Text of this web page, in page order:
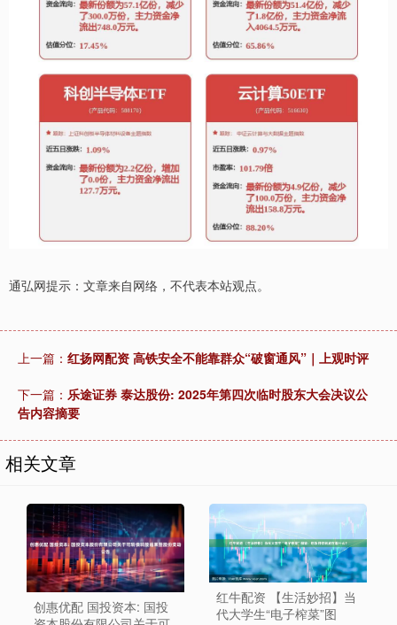
通弘网提示：文章来自网络，不代表本站观点。
上一篇： 红扬网配资 高铁安全不能靠群众“破窗通风”｜上观时评
下一篇： 乐途证券 泰达股份: 2025年第四次临时股东大会决议公
告内容摘要
相关文章
创惠优配 国投资本: 国投
红牛配资 【生活妙招】当
代大学生“电子榨菜”图